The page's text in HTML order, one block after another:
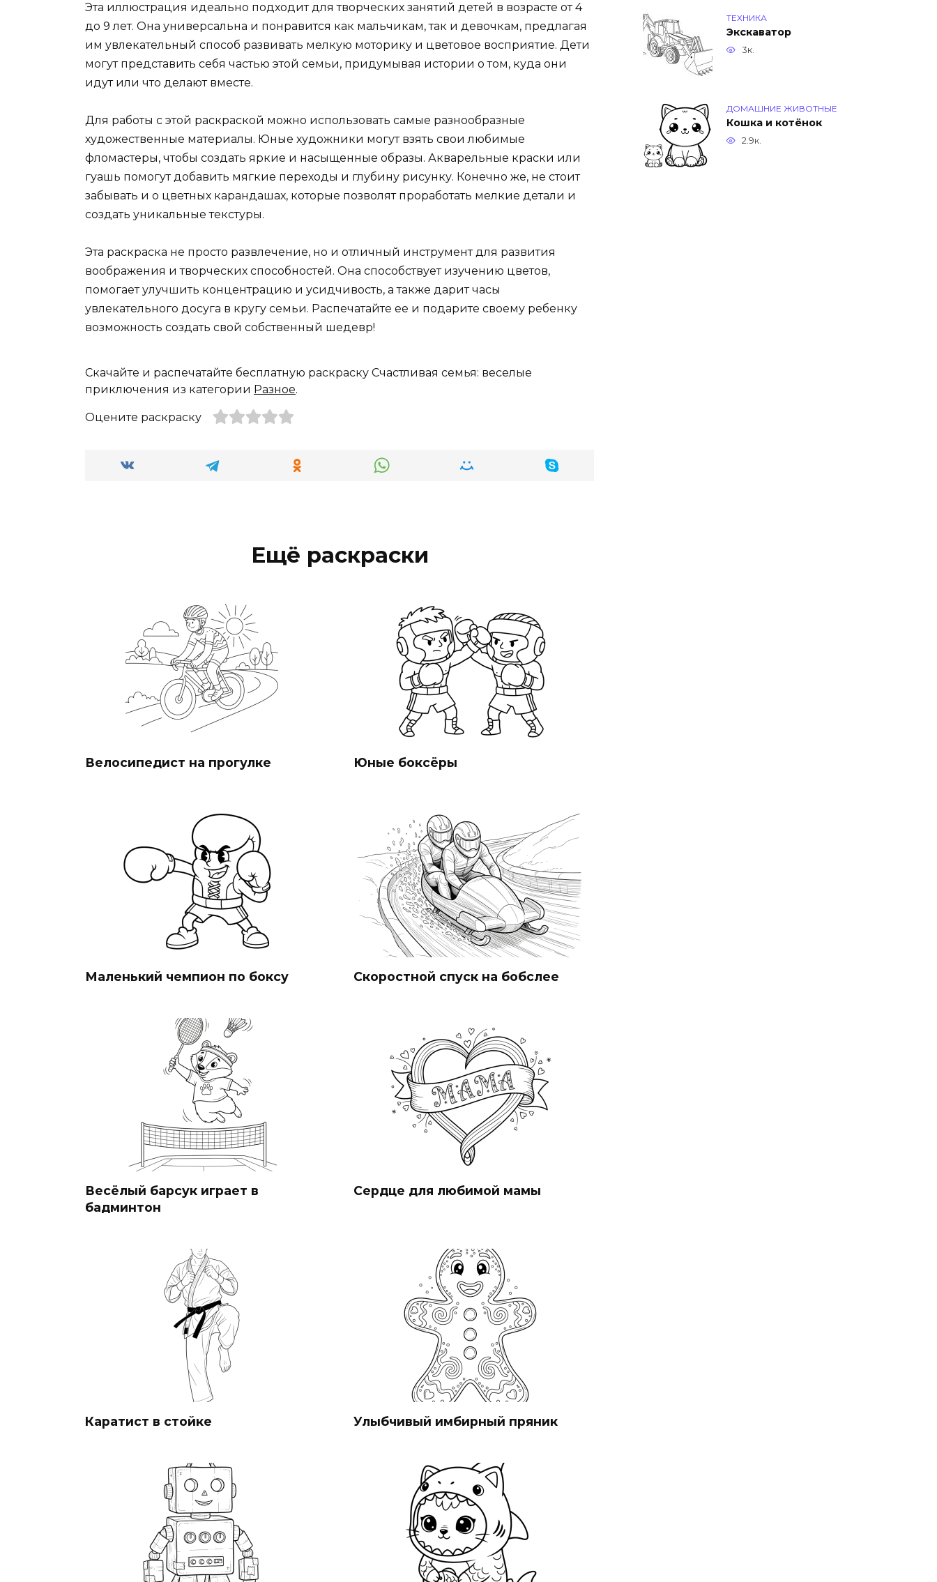
Эта иллюстрация идеально подходит для творческих занятий детей в возрасте от 4
до 9 лет. Она универсальна и понравится как мальчикам, так и девочкам, предлагая
им увлекательный способ развивать мелкую моторику и цветовое восприятие. Дети
могут представить себя частью этой семьи, придумывая истории о том, куда они
идут или что делают вместе.
Для работы с этой раскраской можно использовать самые разнообразные
художественные материалы. Юные художники могут взять свои любимые
фломастеры, чтобы создать яркие и насыщенные образы. Акварельные краски или
гуашь помогут добавить мягкие переходы и глубину рисунку. Конечно же, не стоит
забывать и о цветных карандашах, которые позволят проработать мелкие детали и
создать уникальные текстуры.
Эта раскраска не просто развлечение, но и отличный инструмент для развития
воображения и творческих способностей. Она способствует изучению цветов,
помогает улучшить концентрацию и усидчивость, а также дарит часы
увлекательного досуга в кругу семьи. Распечатайте ее и подарите своему ребенку
возможность создать свой собственный шедевр!
Скачайте и распечатайте бесплатную раскраску Счастливая семья: веселые
приключения из категории Разное.
Оцените раскраску
Ещё раскраски
Велосипедист на прогулке Юные боксёры
Маленький чемпион по боксу Скоростной спуск на бобслее
Весёлый барсук играет в
бадминтон
Сердце для любимой мамы
Каратист в стойке Улыбчивый имбирный пряник
ТЕХНИКА
Экскаватор
3к.
ДОМАШНИЕ ЖИВОТНЫЕ
Кошка и котёнок
2.9к.